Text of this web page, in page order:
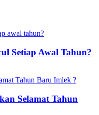
Setiap Awal Tahun?
Selamat Tahun